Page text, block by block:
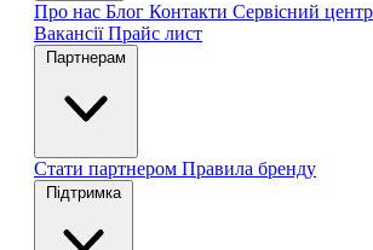
Про нас Блог Контакти Сервісний центр
ВакансіїПрайс лист
Партнерам
Стати партнером Правила бренду
Підтримка